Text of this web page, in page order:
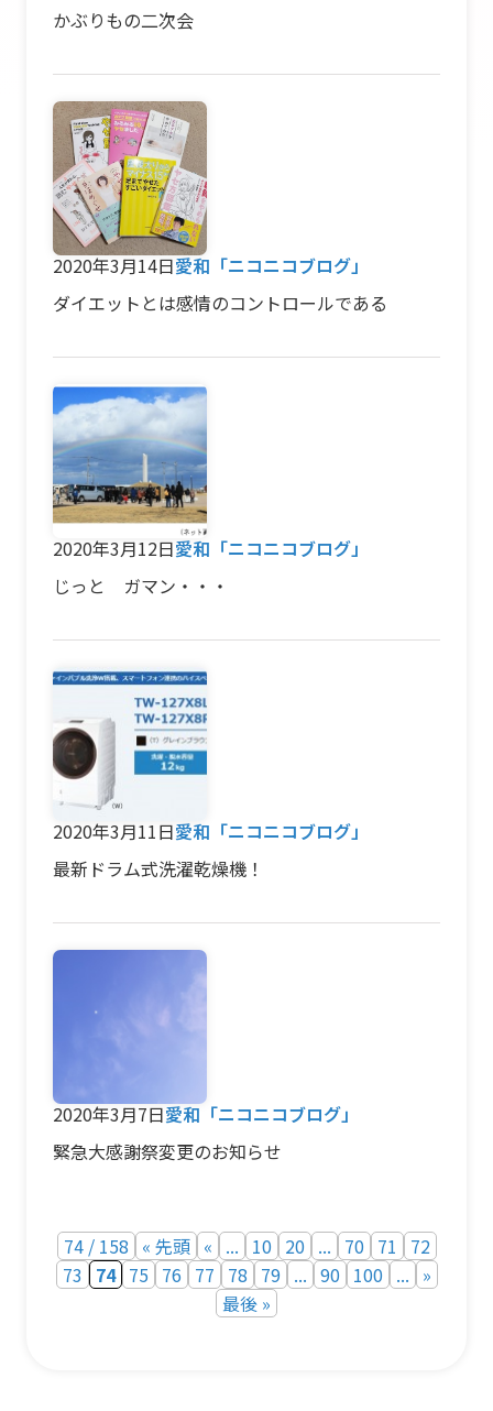
かぶりもの二次会
2020年3月14日愛和「ニコニコブログ」
ダイエットとは感情のコントロールである
2020年3月12日愛和「ニコニコブログ」
じっと ガマン・・・
2020年3月11日愛和「ニコニコブログ」
最新ドラム式洗濯乾燥機！
2020年3月7日愛和「ニコニコブログ」
緊急大感謝祭変更のお知らせ
74 / 158 « 先頭 « ... 10 20 ... 70 71
72
73 74 75 76 77 78 79 ... 90 100 ... »
最後 »